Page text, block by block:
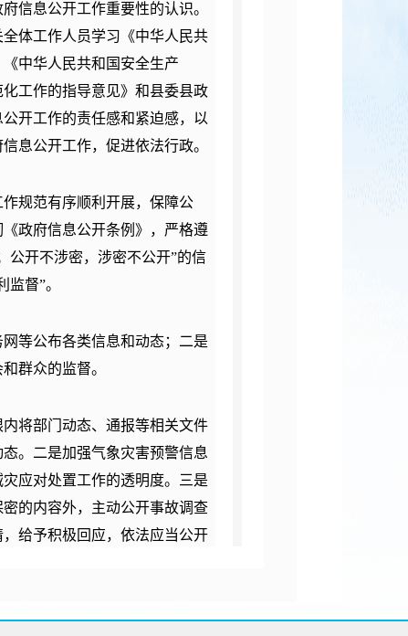
信息公开工作重要性的认识。
体工作人员学习《中华人民共
中华人民共和国安全生产
工作的指导意见》和县委县政
开工作的责任感和紧迫感，以
息公开工作，促进依法行政。
规范有序顺利开展，保障公
政府信息公开条例》，严格遵
公开不涉密，涉密不公开”的信
督”。
等公布各类信息和动态；二是
群众的监督。
将部门动态、通报等相关文件
。二是加强气象灾害预警信息
应对处置工作的透明度。三是
的内容外，主动公开事故调查
给予积极回应，依法应当公开
理，我局立即派出执法人员跟